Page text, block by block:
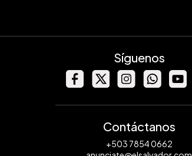
Síguenos
Contáctanos
+503 7854 0662